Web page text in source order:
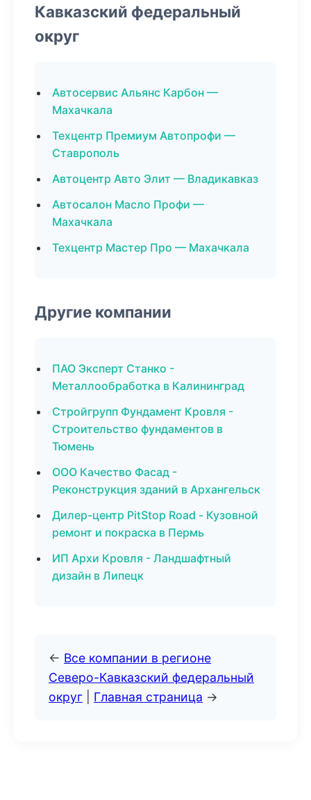
Кавказский федеральный
округ
Автосервис Альянс Карбон —
Махачкала
Техцентр Премиум Автопрофи —
Ставрополь
Автоцентр Авто Элит — Владикавказ
Автосалон Масло Профи —
Махачкала
Техцентр Мастер Про — Махачкала
Другие компании
ПАО Эксперт Станко -
Металлообработка в Калининград
Стройгрупп Фундамент Кровля -
Строительство фундаментов в
Тюмень
ООО Качество Фасад -
Реконструкция зданий в Архангельск
Дилер-центр PitStop Road - Кузовной
ремонт и покраска в Пермь
ИП Архи Кровля - Ландшафтный
дизайн в Липецк
← Все компании в регионе
Северо-Кавказский федеральный
округ
Главная страница →